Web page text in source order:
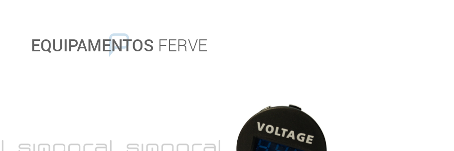
EQUIPAMENTOS FERVE